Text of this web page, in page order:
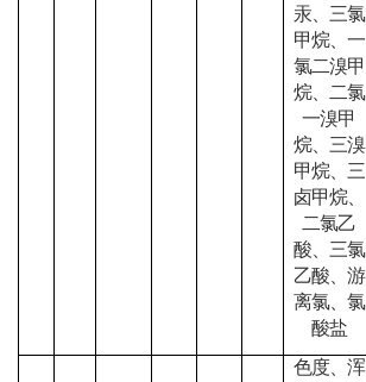
汞、三氯
甲烷、一
氯二溴甲
烷、二氯
一溴甲
烷、三溴
甲烷、三
卤甲烷、
二氯乙
酸、三氯
乙酸、游
离氯、氯
酸盐
色度、浑